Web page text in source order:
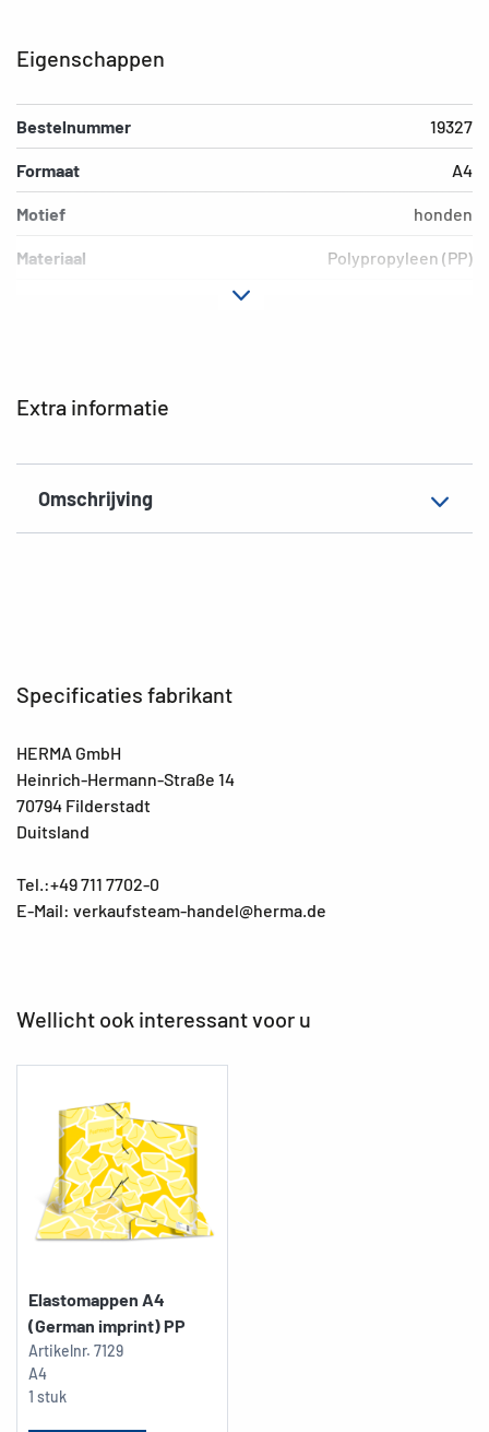
Extra informatie
Omschrijving
Eigenschappen
Bestelnummer 19327
Formaat A4
Motief honden
Materiaal Polypropyleen (PP)
Specificaties fabrikant
HERMA GmbH
Heinrich-Hermann-Straße 14
70794 Filderstadt
Duitsland
Tel.:+49 711 7702-0
E-Mail: verkaufsteam-handel@herma.de
Wellicht ook interessant voor u
Elastomappen A4
(German imprint) PP
Artikelnr. 7129
A4
1 stuk